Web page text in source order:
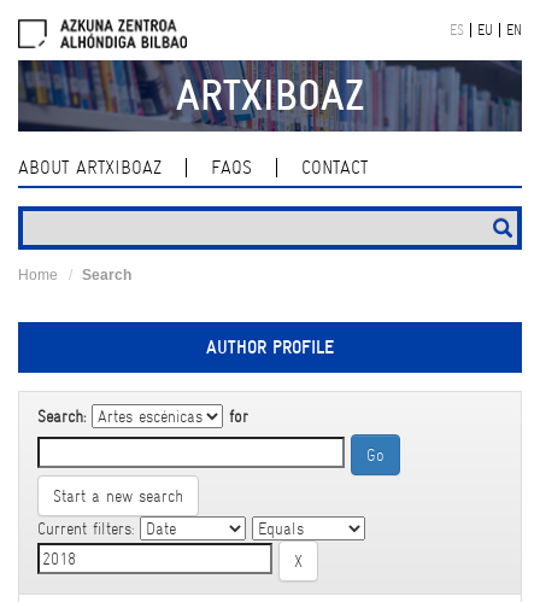
navigation
ES EU EN
ARTXIBOAZ
ABOUT ARTXIBOAZ FAQS CONTACT
Home Search
AUTHOR PROFILE
Search: for
Start a new search
Current filters: